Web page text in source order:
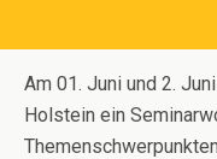
Am 01. Juni und 2.
Holstein ein